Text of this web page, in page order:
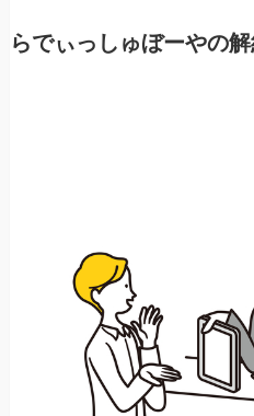
らでぃっしゅぼーやの